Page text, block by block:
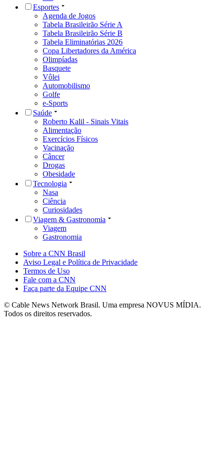
Esportes
Agenda de Jogos
Tabela Brasileirão Série A
Tabela Brasileirão Série B
Tabela Eliminatórias 2026
Copa Libertadores da América
Olimpíadas
Basquete
Vôlei
Automobilismo
Golfe
e-Sports
Saúde
Roberto Kalil - Sinais Vitais
Alimentação
Exercícios Físicos
Vacinação
Câncer
Drogas
Obesidade
Tecnologia
Nasa
Ciência
Curiosidades
Viagem & Gastronomia
Viagem
Gastronomia
Sobre a CNN Brasil
Aviso Legal e Política de Privacidade
Termos de Uso
Fale com a CNN
Faça parte da Equipe CNN
© Cable News Network Brasil. Uma empresa NOVUS MÍDIA.
Todos os direitos reservados.